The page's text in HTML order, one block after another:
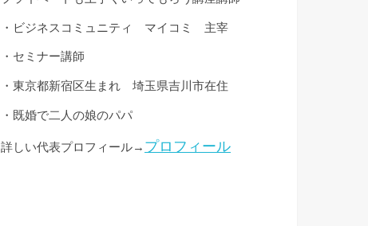
・ビジネスコミュニティ マイコミ 主宰
・セミナー講師
・東京都新宿区生まれ 埼玉県吉川市在住
・既婚で二人の娘のパパ
詳しい代表プロフィール→ プロフィール